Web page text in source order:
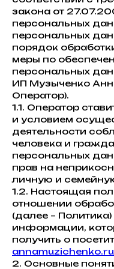
закона от
персональных
персональных
порядок
меры по
персональных
ИП Музыченко
Оператор).
1.1. Оператор
и условием
деятельности
человека и
персональных
прав на
личную и
1.2. Настоящая
отношении
(далее –
информации,
получить о
annamuzichenko.ru
2. Основные